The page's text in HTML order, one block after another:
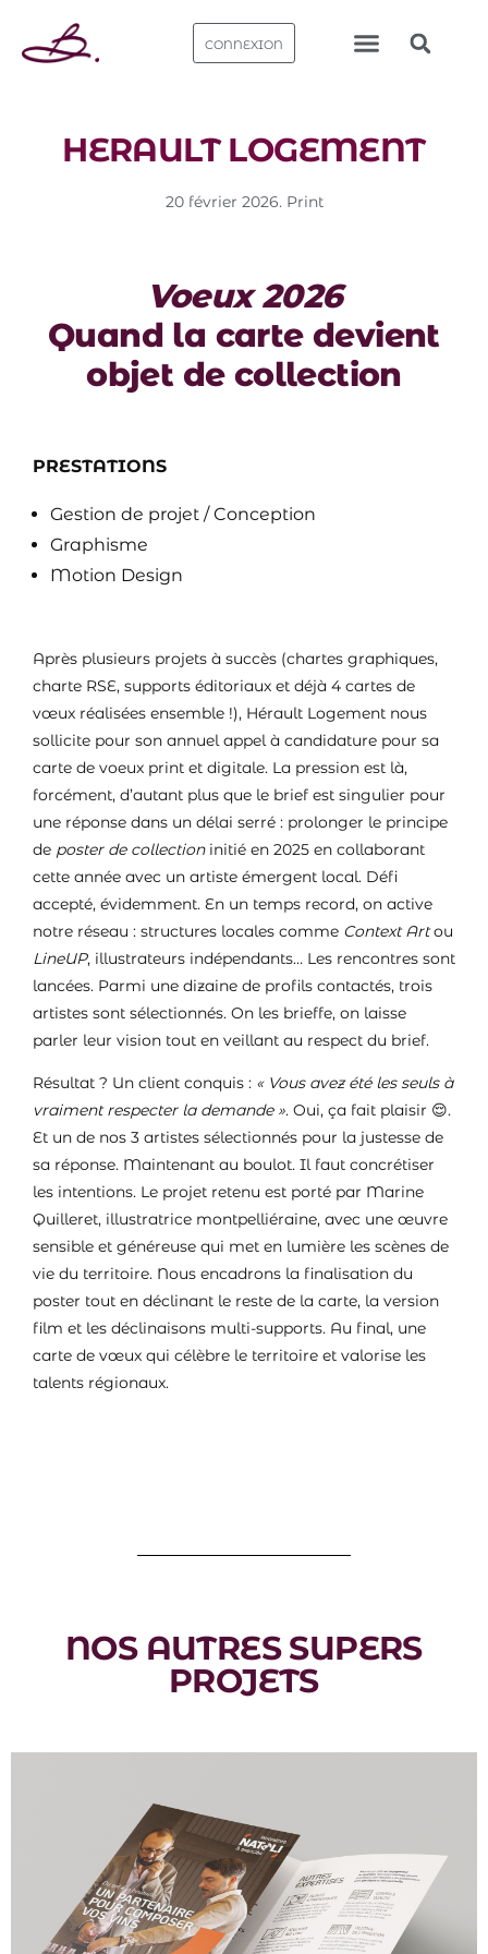
CONNEXION
HERAULT LOGEMENT
20 février 2026. Print
Voeux 2026
Quand la carte devient
objet de collection
PRESTATIONS
Gestion de projet / Conception
Graphisme
Motion Design
Après plusieurs projets à succès (chartes graphiques,
charte RSE, supports éditoriaux et déjà 4 cartes de
vœux réalisées ensemble !), Hérault Logement nous
sollicite pour son annuel appel à candidature pour sa
carte de voeux print et digitale. La pression est là,
forcément, d’autant plus que le brief est singulier pour
une réponse dans un délai serré : prolonger le principe
de poster de collectioninitié en 2025 en collaborant
cette année avec un artiste émergent local. Défi
accepté, évidemment. En un temps record, on active
notre réseau : structures locales comme Context Artou
LineUP, illustrateurs indépendants… Les rencontres sont
lancées. Parmi une dizaine de profils contactés, trois
artistes sont sélectionnés. On les brieffe, on laisse
parler leur vision tout en veillant au respect du brief.
Résultat ? Un client conquis : « Vous avez été les seuls à
vraiment respecter la demande ». Oui, ça fait plaisir 😌.
Et un de nos 3 artistes sélectionnés pour la justesse de
sa réponse. Maintenant au boulot. Il faut concrétiser
les intentions. Le projet retenu est porté par Marine
Quilleret, illustratrice montpelliéraine, avec une œuvre
sensible et généreuse qui met en lumière les scènes de
vie du territoire. Nous encadrons la finalisation du
poster tout en déclinant le reste de la carte, la version
film et les déclinaisons multi-supports. Au final, une
carte de vœux qui célèbre le territoire et valorise les
talents régionaux.
NOS AUTRES SUPERS
PROJETS